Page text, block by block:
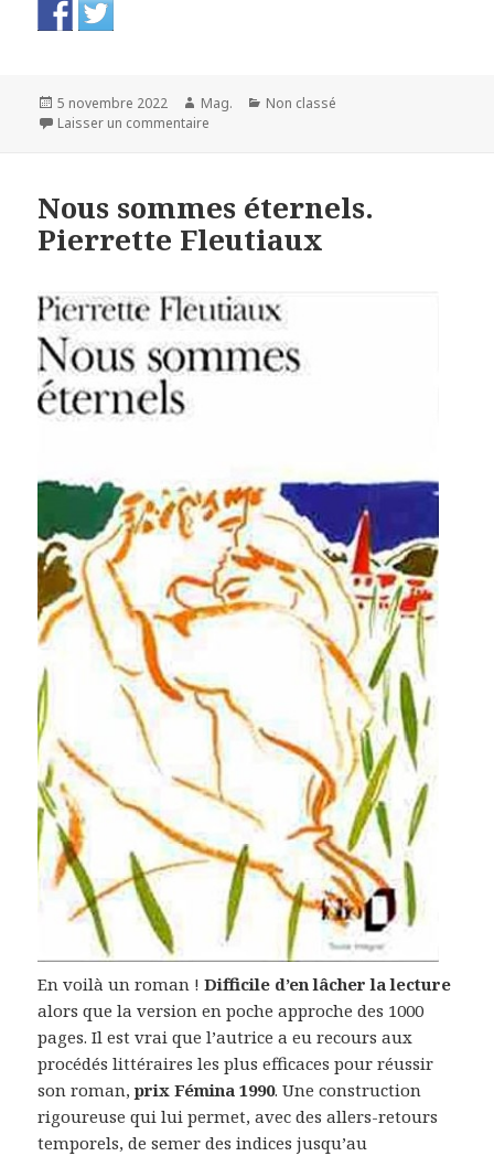
Publié
le
5 novembre 2022 Auteur
Mag. Catégories
Non classé
Laisser un commentaire
Nous sommes éternels.
Pierrette Fleutiaux
En voilà un roman !Difficile d’en lâcher la lecture
alors que la version en poche approche des 1000
pages. Il est vrai que l’autrice a eu recours aux
procédés littéraires les plus efficaces pour réussir
son roman,prix Fémina 1990. Une construction
rigoureuse qui lui permet, avec des allers-retours
temporels, de semer des indices jusqu’au